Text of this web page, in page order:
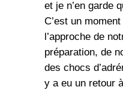
et je n’en garde
C’est un
l’approche de
préparation, de
des chocs
y a eu un retour